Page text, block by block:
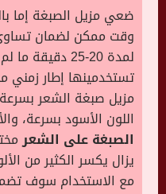
ضعي مزيل الصبغة إما
وقت ممكن لضمان
لمدة 20-25
تستخدمينها إطار
مزيل صبغة الشعر
اللون الأسود بسرعة،
الصبغة على الشعر
يزال يكسر الكثير من
مع الاستخدام سوف